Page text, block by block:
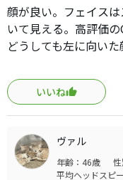
顔が良い。フェイス
いて見える。高評価
どうしても左に向い
純正で確りとしたシ
とは違い、滑らかな
す。
飛距離は4番：205ｙ
もっと飛びます。テ
く、気を使うので、
いいね
ヴァル
年齢：46歳
平均ヘッドスピ